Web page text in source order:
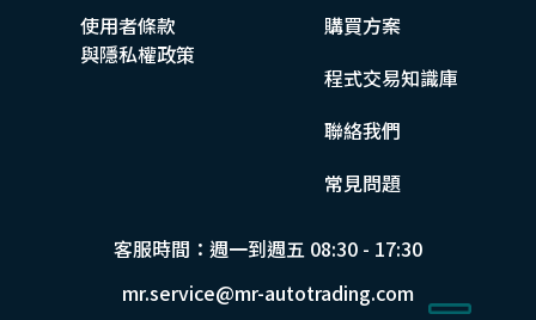
使用者條款
與隱私權政策
購買方案
程式交易知識庫
聯絡我們
常見問題
客服時間：週一到週五 08:30 - 17:30
mr.service@mr-autotrading.com